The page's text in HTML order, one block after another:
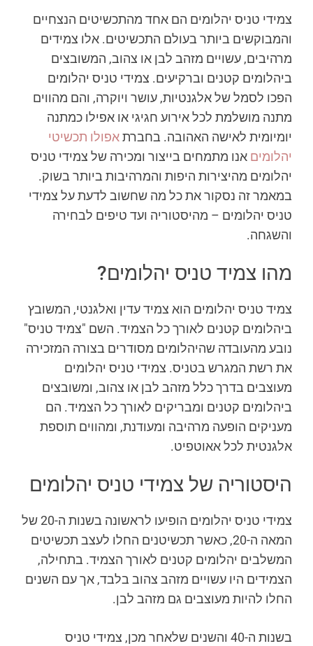
צמידי טניס יהלומים הם אחד מהתכשיטים הנצחיים
והמבוקשים ביותר בעולם התכשיטים. אלו צמידים
מרהיבים, עשויים מזהב לבן או צהוב, המשובצים
ביהלומים קטנים וברקיעים. צמידי טניס יהלומים
הפכו לסמל של אלגנטיות, עושר ויוקרה, והם מהווים
מתנה מושלמת לכל אירוע חגיגי או אפילו כמתנה
יומיומית לאישה האהובה. בחברתאפולו תכשיטי
יהלומים אנו מתמחים בייצור ומכירה של צמידי טניס
יהלומים מהיצירות היפות והמרהיבות ביותר בשוק.
במאמר זה נסקור את כל מה שחשוב לדעת על צמידי
טניס יהלומים – מהיסטוריה ועד טיפים לבחירה
והשגחה.
מהו צמיד טניס יהלומים?
צמיד טניס יהלומים הוא צמיד עדין ואלגנטי, המשובץ
ביהלומים קטנים לאורך כל הצמיד. השם "צמיד טניס"
נובע מהעובדה שהיהלומים מסודרים בצורה המזכירה
את רשת המגרש בטניס. צמידי טניס יהלומים
מעוצבים בדרך כלל מזהב לבן או צהוב, ומשובצים
ביהלומים קטנים ומבריקים לאורך כל הצמיד. הם
מעניקים הופעה מרהיבה ומעודנת, ומהווים תוספת
אלגנטית לכל אאוטפיט.
היסטוריה של צמידי טניס יהלומים
צמידי טניס יהלומים הופיעו לראשונה בשנות ה-20 של
המאה ה-20, כאשר תכשיטנים החלו לעצב תכשיטים
המשלבים יהלומים קטנים לאורך הצמיד. בתחילה,
הצמידים היו עשויים מזהב צהוב בלבד, אך עם השנים
החלו להיות מעוצבים גם מזהב לבן.
בשנות ה-40 והשנים שלאחר מכן, צמידי טניס